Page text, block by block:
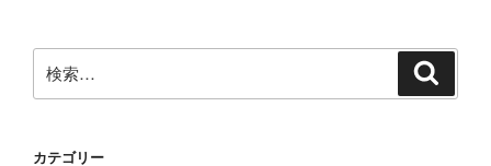
ン
索:
カテゴリー